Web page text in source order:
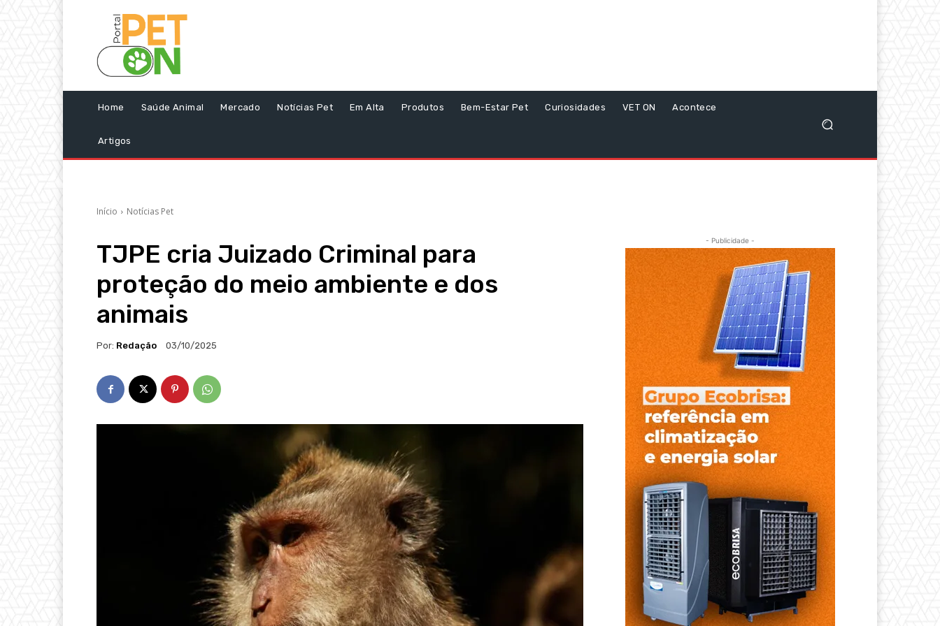
Home Saúde Animal Mercado Notícias Pet Em Alta Produtos Bem-Estar Pet Curiosidades VET ON Acontece
Artigos
Início Notícias Pet
TJPE cria Juizado Criminal para
proteção do meio ambiente e dos
animais
Por: Redação 03/10/2025
- Publicidade -